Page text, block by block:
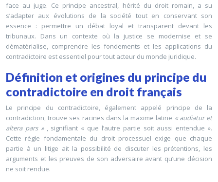
face au juge. Ce principe ancestral, hérité du droit romain, a su
s’adapter aux évolutions de la société tout en conservant son
essence : permettre un débat loyal et transparent devant les
tribunaux. Dans un contexte où la justice se modernise et se
dématérialise, comprendre les fondements et les applications du
contradictoire est essentiel pour tout acteur du monde juridique.
Définition et origines du principe du
contradictoire en droit français
Le principe du contradictoire, également appelé principe de la
contradiction, trouve ses racines dans la maxime latine « audiatur et
altera pars » , signifiant « que l’autre partie soit aussi entendue ».
Cette règle fondamentale du droit processuel exige que chaque
partie à un litige ait la possibilité de discuter les prétentions, les
arguments et les preuves de son adversaire avant qu’une décision
ne soit rendue.